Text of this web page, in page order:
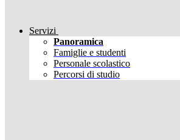
Servizi
Panoramica
Famiglie e studenti
Personale scolastico
Percorsi di studio